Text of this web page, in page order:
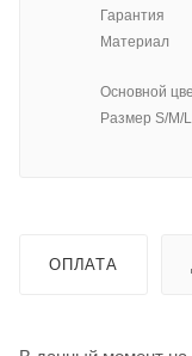
Гарантия
Материал
Основной
Размер S/M/L
ОПЛАТА